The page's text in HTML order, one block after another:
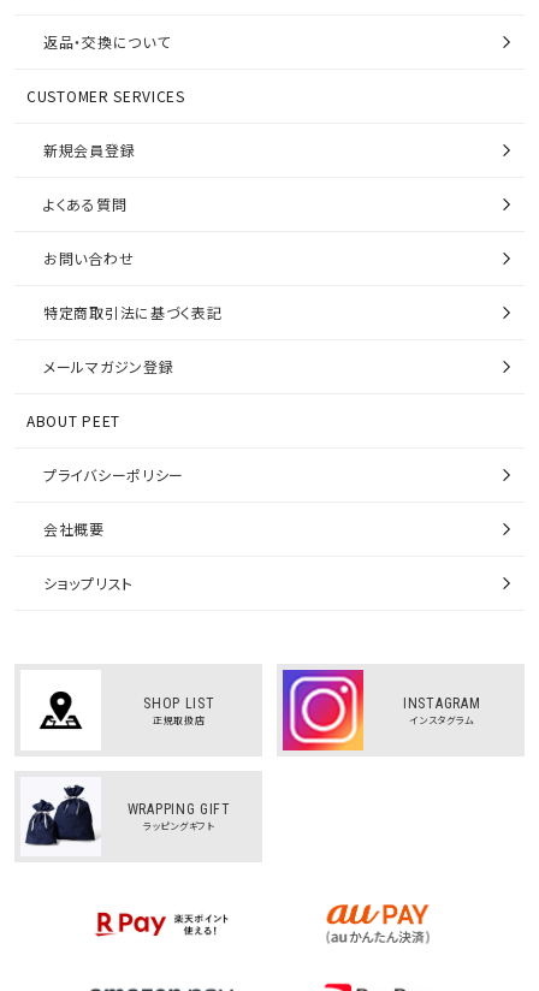
返品・交換について
CUSTOMER SERVICES
新規会員登録
よくある質問
お問い合わせ
特定商取引法に基づく表記
メールマガジン登録
ABOUT PEET
プライバシーポリシー
会社概要
ショップリスト
SHOP LIST
正規取扱店
INSTAGRAM
インスタグラム
WRAPPING GIFT
ラッピングギフト